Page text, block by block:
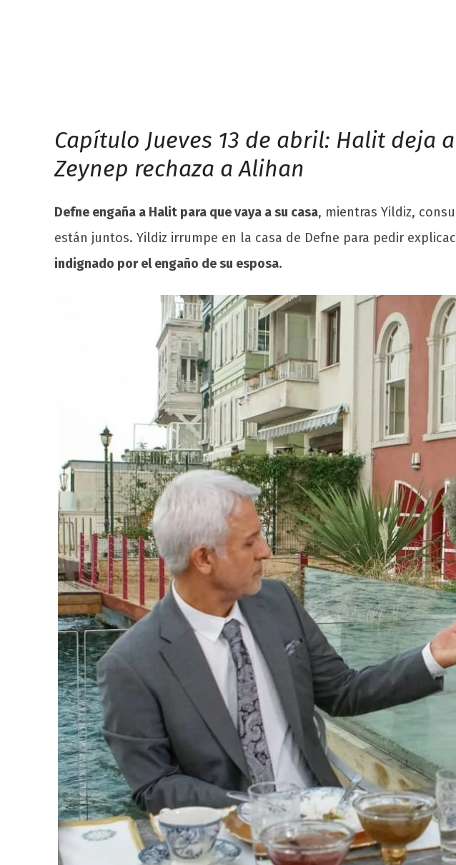
Capítulo Jueves 13 de abril: Halit deja
Zeynep rechaza a Alihan
Defne engaña a Halit para que vaya a su casa, mientras Yildiz,
están juntos. Yildiz irrumpe en la casa de Defne para pedir
indignado por el engaño de su esposa.